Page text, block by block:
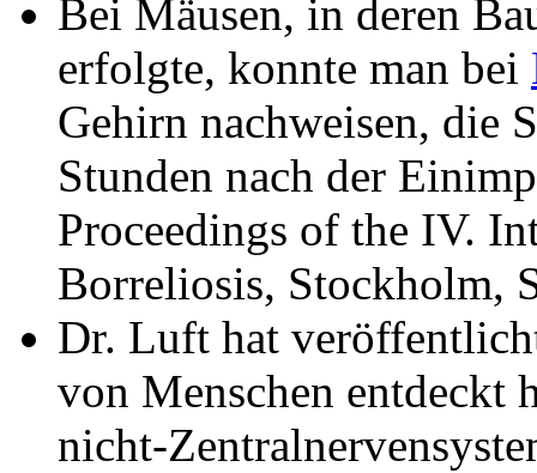
Bei Mäusen, in deren
erfolgte, konnte man bei
Gehirn nachweisen, die
Stunden nach der
Proceedings of the IV.
Borreliosis, Stockholm,
Dr. Luft hat
von Menschen entdeckt
nicht-